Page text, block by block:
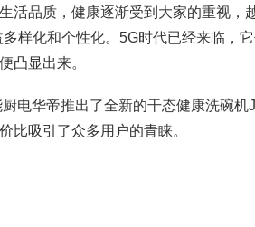
活品质，健康逐渐受到大家的重视，
样化和个性化。5G时代已经来临，
凸显出来。
电华帝推出了全新的干态健康洗碗
比吸引了众多用户的青睐。